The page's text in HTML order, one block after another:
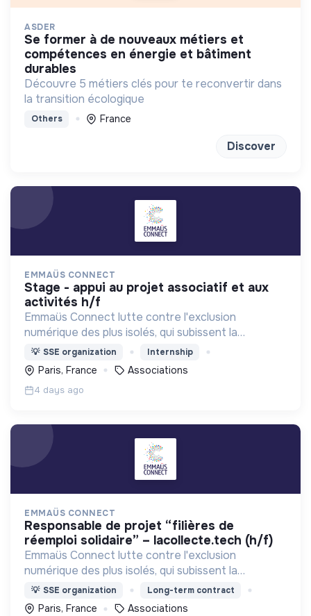
ASDER
se former à de nouveaux métiers et
compétences en énergie et bâtiment
durables
Découvre 5 métiers clés pour te reconvertir dans
la transition écologique
Others France
Discover
EMMAÜS CONNECT
stage - appui au projet associatif et aux
activités h/f
Emmaüs Connect lutte contre l'exclusion
numérique des plus isolés, qui subissent la
dématérialisation de la plupart des services du
quotidien.
💡 SSE organization Internship
Paris, France Associations
4 days ago
EMMAÜS CONNECT
responsable de projet “filières de
réemploi solidaire” – lacollecte.tech (h/f)
Emmaüs Connect lutte contre l'exclusion
numérique des plus isolés, qui subissent la
dématérialisation de la plupart des services du
quotidien.
💡 SSE organization Long-term contract
Paris, France Associations